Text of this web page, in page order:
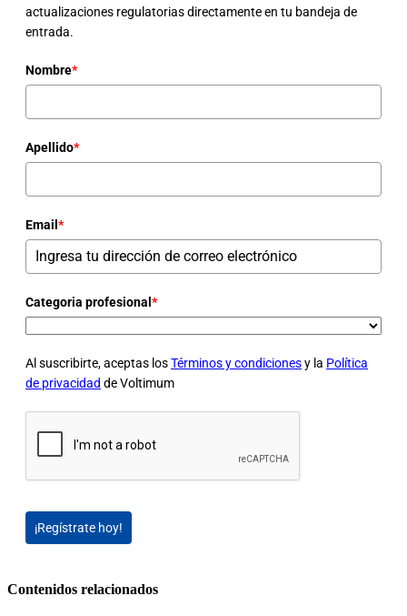
actualizaciones regulatorias directamente en tu bandeja de
entrada.
Nombre*
Apellido*
Email*
Categoria profesional*
Al suscribirte, aceptas losTérminos y condicionesy la Política
de privacidad de Voltimum
¡Regístrate hoy!
Contenidos relacionados